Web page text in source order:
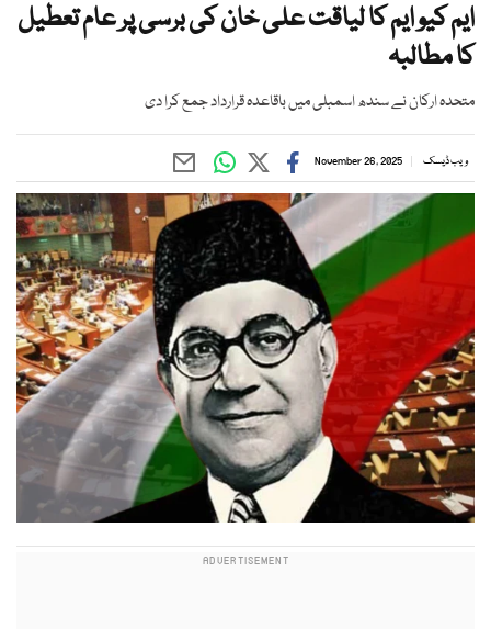
ایم کیو ایم کا لیاقت علی خان کی برسی پر عام تعطیل
کا مطالبہ
متحدہ ارکان نے سندھ اسمبلی میں باقاعدہ قرارداد جمع کرا دی
ویب ڈیسک November 26, 2025